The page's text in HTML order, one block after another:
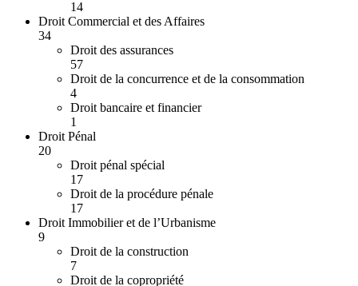
14
Droit Commercial et des Affaires
34
Droit des assurances
57
Droit de la concurrence et de la consommation
4
Droit bancaire et financier
1
Droit Pénal
20
Droit pénal spécial
17
Droit de la procédure pénale
17
Droit Immobilier et de l’Urbanisme
9
Droit de la construction
7
Droit de la copropriété